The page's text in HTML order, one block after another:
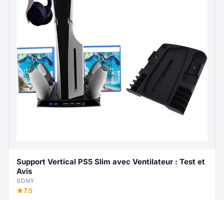
Support Vertical PS5 Slim avec Ventilateur : Test et
Avis
SONY
7.5